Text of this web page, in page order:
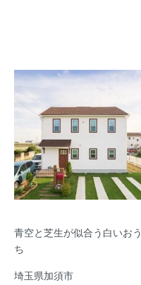
青空と芝生が似合う白いおう
ち
埼玉県加須市